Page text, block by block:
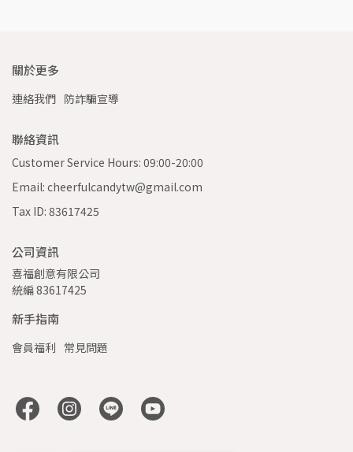
關於更多
連絡我們 防詐騙宣導
聯絡資訊
Customer Service Hours: 09:00-20:00
Email: cheerfulcandytw@gmail.com
Tax ID: 83617425
公司資訊
喜福創意有限公司
統編 83617425
新手指南
會員福利 常見問題